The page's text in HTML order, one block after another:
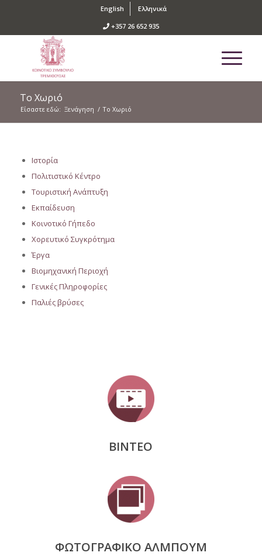
English
Ελληνικά
+357 26 652 935
Το Χωριό
Είσαστε εδώ: Ξενάγηση / Το Χωριό
Ιστορία
Πολιτιστικό Κέντρο
Τουριστική Ανάπτυξη
Εκπαίδευση
Κοινοτικό Γήπεδο
Χορευτικό Συγκρότημα
Έργα
Βιομηχανική Περιοχή
Γενικές Πληροφορίες
Παλιές βρύσες
ΒΙΝΤΕΟ
ΦΩΤΟΓΡΑΦΙΚΟ ΑΛΜΠΟΥΜ